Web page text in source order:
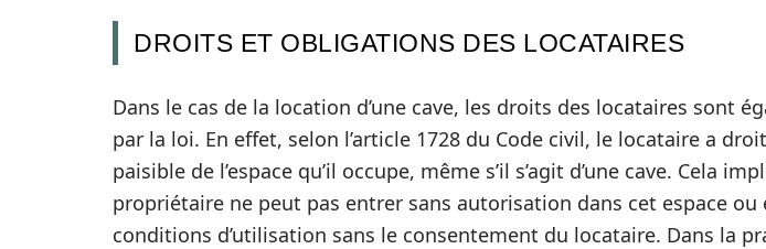
DROITS ET OBLIGATIONS DES LOCATAIRES
Dans le cas de la location d’une cave, les droits des locataires sont
par la loi. En effet, selon l’article 1728 du Code civil, le locataire a
paisible de l’espace qu’il occupe, même s’il s’agit d’une cave. Cela
propriétaire ne peut pas entrer sans autorisation dans cet espace ou
conditions d’utilisation sans le consentement du locataire. Dans la